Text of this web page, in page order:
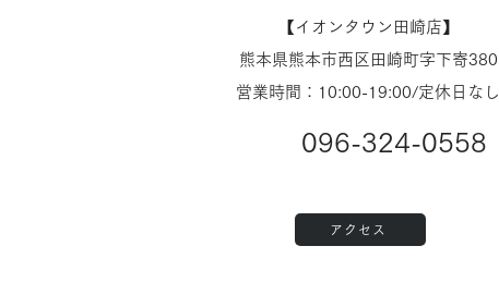
【​イオンタウン田崎店】
熊本県熊本市西区田崎町字下寄380
営業時間：10:00-19:00/定休日なし
096-324-0558
アクセス